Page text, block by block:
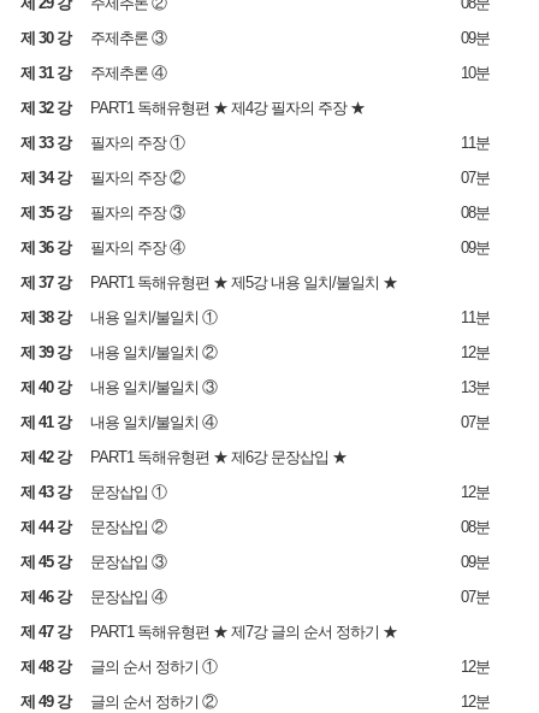
제 30 강
주제추론 ③
09분
제 31 강
주제추론 ④
10분
제 32 강
PART1 독해유형편 ★ 제4강 필자의 주장 ★
제 33 강
필자의 주장 ①
11분
제 34 강
필자의 주장 ②
07분
제 35 강
필자의 주장 ③
08분
제 36 강
필자의 주장 ④
09분
제 37 강
PART1 독해유형편 ★ 제5강 내용 일치/불일치 ★
제 38 강
내용 일치/불일치 ①
11분
제 39 강
내용 일치/불일치 ②
12분
제 40 강
내용 일치/불일치 ③
13분
제 41 강
내용 일치/불일치 ④
07분
제 42 강
PART1 독해유형편 ★ 제6강 문장삽입 ★
제 43 강
문장삽입 ①
12분
제 44 강
문장삽입 ②
08분
제 45 강
문장삽입 ③
09분
제 46 강
문장삽입 ④
07분
제 47 강
PART1 독해유형편 ★ 제7강 글의 순서 정하기 ★
제 48 강
글의 순서 정하기 ①
12분
제 49 강
글의 순서 정하기 ②
12분